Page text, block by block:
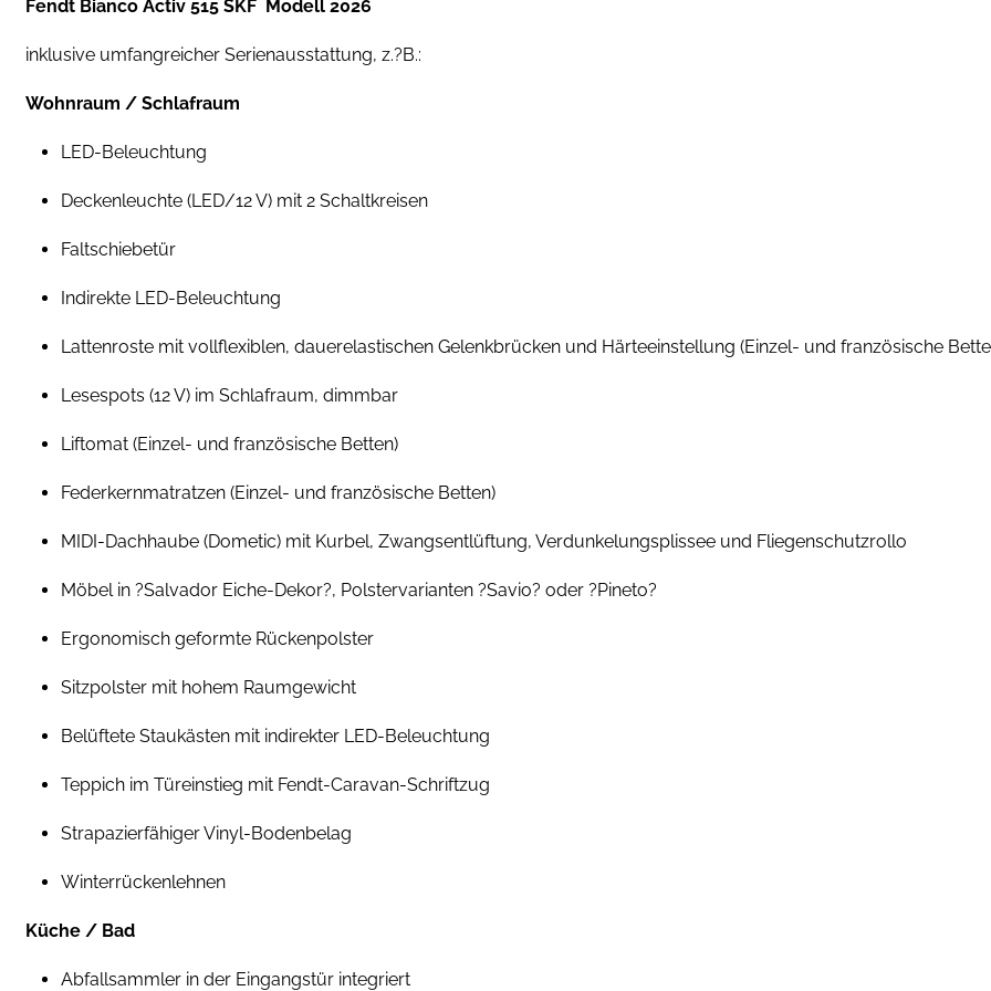
Fendt Bianco Activ 515 SKF Modell 2026
inklusive umfangreicher Serienausstattung, z.?B.:
Wohnraum / Schlafraum
LED-Beleuchtung
Deckenleuchte (LED/12 V) mit 2 Schaltkreisen
Faltschiebetür
Indirekte LED-Beleuchtung
Lattenroste mit vollflexiblen, dauerelastischen Gelenkbrücken und Härteeinstellung (Einzel- und französische
Lesespots (12 V) im Schlafraum, dimmbar
Liftomat (Einzel- und französische Betten)
Federkernmatratzen (Einzel- und französische Betten)
MIDI-Dachhaube (Dometic) mit Kurbel, Zwangsentlüftung, Verdunkelungsplissee und Fliegenschutzrollo
Möbel in ?Salvador Eiche-Dekor?, Polstervarianten ?Savio? oder ?Pineto?
Ergonomisch geformte Rückenpolster
Sitzpolster mit hohem Raumgewicht
Belüftete Staukästen mit indirekter LED-Beleuchtung
Teppich im Türeinstieg mit Fendt-Caravan-Schriftzug
Strapazierfähiger Vinyl-Bodenbelag
Winterrückenlehnen
Küche / Bad
Abfallsammler in der Eingangstür integriert